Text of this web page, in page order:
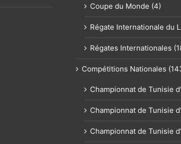
Coupe du Monde (4)
Régate Internationale du
Régates Internationales
Compétitions Nationales
Championnat de Tunisie
Championnat de Tunisie
Championnat de Tunisie